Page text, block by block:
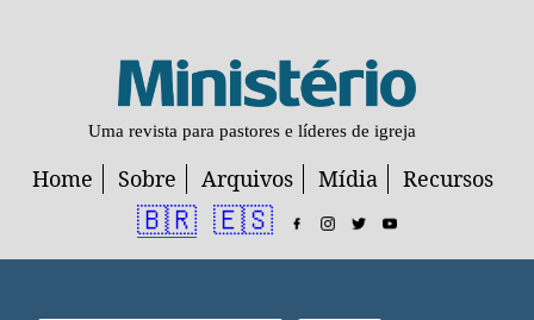
Uma revista para pastores e líderes de igreja
Home Sobre Arquivos Mídia Recursos
🇧🇷 🇪🇸